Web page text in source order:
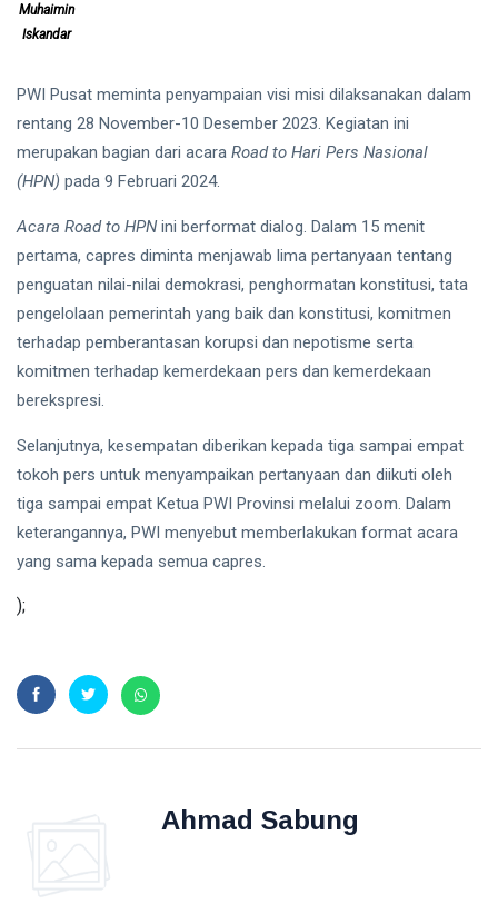
Persen
Tags
T
Meksiko
Kanada
LNG Abadi Masela
Blok Masela
INPEX
Pertamina
Petronas
Muhaimin
Iskandar
PWI Pusat meminta penyampaian visi misi dilaksanakan dalam
rentang 28 November-10 Desember 2023. Kegiatan ini
merupakan bagian dari acara Road to Hari Pers Nasional
(HPN) pada 9 Februari 2024.
Acara Road to HPNini berformat dialog. Dalam 15 menit
pertama, capres diminta menjawab lima pertanyaan tentang
penguatan nilai-nilai demokrasi, penghormatan konstitusi, tata
pengelolaan pemerintah yang baik dan konstitusi, komitmen
terhadap pemberantasan korupsi dan nepotisme serta
komitmen terhadap kemerdekaan pers dan kemerdekaan
berekspresi.
Selanjutnya, kesempatan diberikan kepada tiga sampai empat
tokoh pers untuk menyampaikan pertanyaan dan diikuti oleh
tiga sampai empat Ketua PWI Provinsi melalui zoom. Dalam
keterangannya, PWI menyebut memberlakukan format acara
yang sama kepada semua capres.
);
Ahmad Sabung